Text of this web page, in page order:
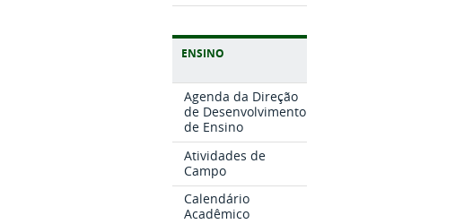
ENSINO
Agenda da Direção
de Desenvolvimento
de Ensino
Atividades de
Campo
Calendário
Acadêmico